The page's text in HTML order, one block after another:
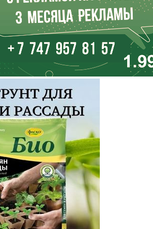
Калмыкия
Калужская область
Камчатский край
Карачаево-Черкесия
Карелия
Кемеровская область
Кировская область
Коми
Корякский округ
Костромская область
Краснодарский край